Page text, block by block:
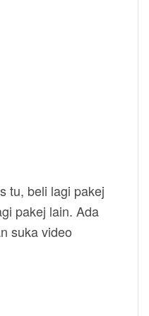
tu, beli lagi pakej
pakej lain. Ada
suka video